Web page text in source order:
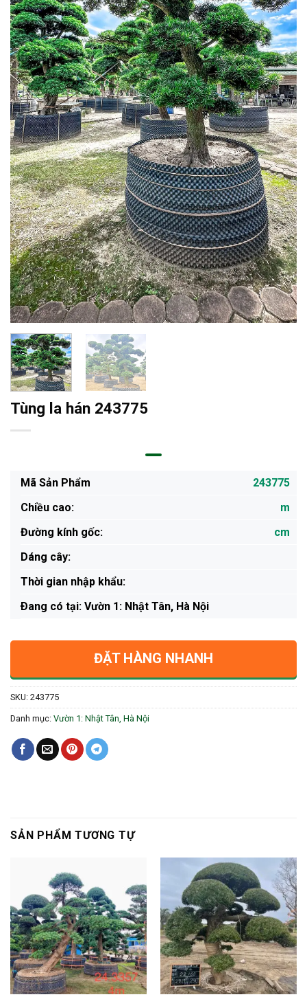
Tùng la hán 243775
Mã Sản Phẩm
243775
Chiều cao:
m
Đường kính gốc:
cm
Dáng cây:
Thời gian nhập khẩu:
Ðang có tại: Vườn 1: Nhật Tân, Hà Nội
ĐẶT HÀNG NHANH
SKU: 243775
Danh mục: Vườn 1: Nhật Tân, Hà Nội
SẢN PHẨM TƯƠNG TỰ